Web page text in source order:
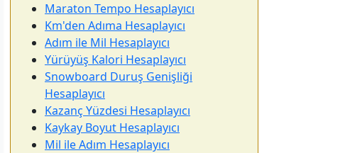
Maraton Tempo Hesaplayıcı
Km'den Adıma Hesaplayıcı
Adım ile Mil Hesaplayıcı
Yürüyüş Kalori Hesaplayıcı
Snowboard Duruş Genişliği
Hesaplayıcı
Kazanç Yüzdesi Hesaplayıcı
Kaykay Boyut Hesaplayıcı
Mil ile Adım Hesaplayıcı